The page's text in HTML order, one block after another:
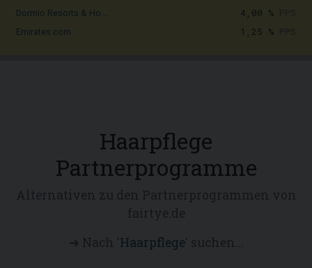
Dormio Resorts & Ho... 4,00 %
Emirates.com 1,25 %
Haarpflege
Partnerprogramme
Haarpflege